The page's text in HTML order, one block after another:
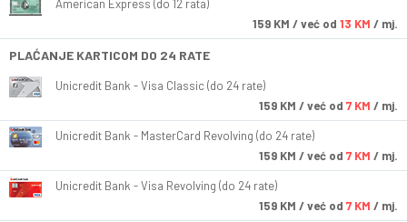
American Express (do 12 rata)
159 KM / već od 13 KM / mj.
PLAĆANJE KARTICOM DO 24 RATE
Unicredit Bank - Visa Classic (do 24 rate)
159 KM / već od 7 KM / mj.
Unicredit Bank - MasterCard Revolving (do 24 rate)
159 KM / već od 7 KM / mj.
Unicredit Bank - Visa Revolving (do 24 rate)
159 KM / već od 7 KM / mj.